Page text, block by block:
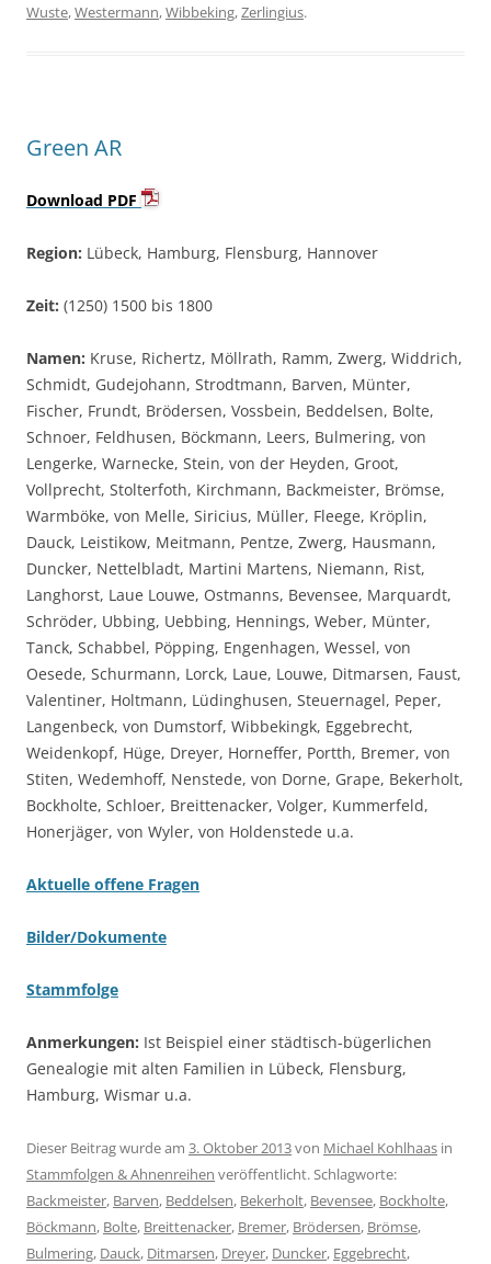
Wuste,Westermann,Wibbeking,Zerlingius.
Green AR
Download PDF
Region: Lübeck, Hamburg, Flensburg, Hannover
Zeit: (1250) 1500 bis 1800
Namen: Kruse, Richertz, Möllrath, Ramm, Zwerg, Widdrich,
Schmidt, Gudejohann, Strodtmann, Barven, Münter,
Fischer, Frundt, Brödersen, Vossbein, Beddelsen, Bolte,
Schnoer, Feldhusen, Böckmann, Leers, Bulmering, von
Lengerke, Warnecke, Stein, von der Heyden, Groot,
Vollprecht, Stolterfoth, Kirchmann, Backmeister, Brömse,
Warmböke, von Melle, Siricius, Müller, Fleege, Kröplin,
Dauck, Leistikow, Meitmann, Pentze, Zwerg, Hausmann,
Duncker, Nettelbladt, Martini Martens, Niemann, Rist,
Langhorst, Laue Louwe, Ostmanns, Bevensee, Marquardt,
Schröder, Ubbing, Uebbing, Hennings, Weber, Münter,
Tanck, Schabbel, Pöpping, Engenhagen, Wessel, von
Oesede, Schurmann, Lorck, Laue, Louwe, Ditmarsen, Faust,
Valentiner, Holtmann, Lüdinghusen, Steuernagel, Peper,
Langenbeck, von Dumstorf, Wibbekingk, Eggebrecht,
Weidenkopf, Hüge, Dreyer, Horneffer, Portth, Bremer, von
Stiten, Wedemhoff, Nenstede, von Dorne, Grape, Bekerholt,
Bockholte, Schloer, Breittenacker, Volger, Kummerfeld,
Honerjäger, von Wyler, von Holdenstede u.a.
Aktuelle offene Fragen
Bilder/Dokumente
Stammfolge
Anmerkungen: Ist Beispiel einer städtisch-bügerlichen
Genealogie mit alten Familien in Lübeck, Flensburg,
Hamburg, Wismar u.a.
Dieser Beitrag wurde am 3. Oktober 2013von Michael Kohlhaas in
Stammfolgen & Ahnenreihen veröffentlicht. Schlagworte:
Backmeister, Barven, Beddelsen, Bekerholt, Bevensee, Bockholte,
Böckmann, Bolte, Breittenacker, Bremer, Brödersen, Brömse,
Bulmering, Dauck, Ditmarsen, Dreyer, Duncker, Eggebrecht,